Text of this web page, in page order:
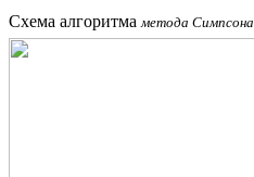
Схема алгоритма метода Симпсона